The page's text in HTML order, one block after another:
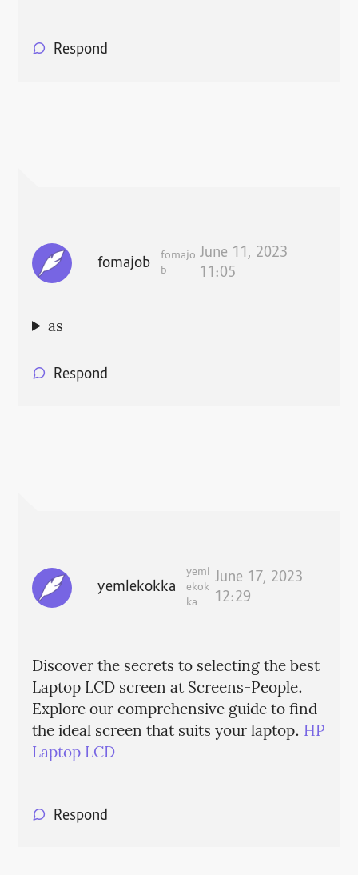
Respond
fomajob
fomajo
b
June 11, 2023
11:05
as
Respond
yemlekokka
yeml
ekok
ka
June 17, 2023
12:29
Discover the secrets to selecting the best
Laptop LCD screen at Screens-People.
Explore our comprehensive guide to find
the ideal screen that suits your laptop. HP
Laptop LCD
Respond